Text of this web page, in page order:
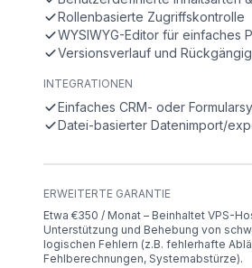
Rollenbasierte Zugriffskontrolle
WYSIWYG-Editor für einfaches
Versionsverlauf und
INTEGRATIONEN
Einfaches CRM- oder
Datei-basierter Datenimport/
ERWEITERTE GARANTIE
Etwa €350 / Monat – Beinhaltet VPS-
Unterstützung und Behebung von
logischen Fehlern (z.B. fehlerhafte
Fehlberechnungen, Systemabstürze).